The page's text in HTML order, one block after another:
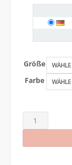
Größe
Farbe
Fantasie
Damen
Keys